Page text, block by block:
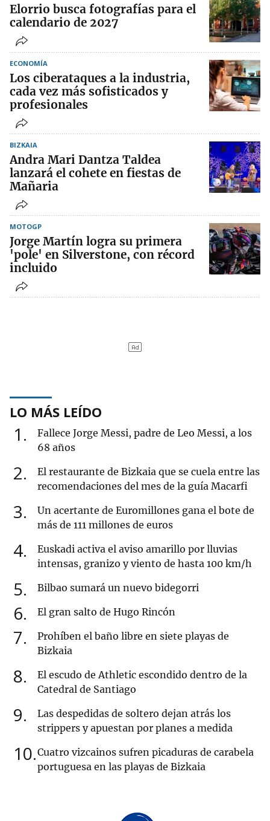
Elorrio busca fotografías para el
calendario de 2027
ECONOMÍA
Los ciberataques a la industria,
cada vez más sofisticados y
profesionales
BIZKAIA
Andra Mari Dantza Taldea
lanzará el cohete en fiestas de
Mañaria
MOTOGP
Jorge Martín logra su primera
'pole' en Silverstone, con récord
incluido
LO MÁS LEÍDO
1
Fallece Jorge Messi, padre de Leo Messi, a los
68 años
2
El restaurante de Bizkaia que se cuela entre las
recomendaciones del mes de la guía Macarfi
3
Un acertante de Euromillones gana el bote de
más de 111 millones de euros
4
Euskadi activa el aviso amarillo por lluvias
intensas, granizo y viento de hasta 100 km/h
5 Bilbao sumará un nuevo bidegorri
6 El gran salto de Hugo Rincón
7
Prohíben el baño libre en siete playas de
Bizkaia
8
El escudo de Athletic escondido dentro de la
Catedral de Santiago
9
Las despedidas de soltero dejan atrás los
strippers y apuestan por planes a medida
10 Cuatro vizcainos sufren picaduras de carabela
portuguesa en las playas de Bizkaia